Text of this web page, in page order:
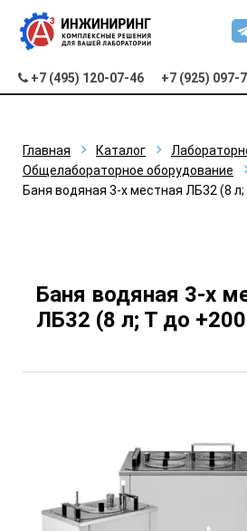
+7 (495) 120-07-46 +7 (925) 097-
Главная Каталог
Общелабораторное оборудование
Баня водяная 3-х местная ЛБ32 (8 л;
Баня водяная 3-х
ЛБ32 (8 л; Т до